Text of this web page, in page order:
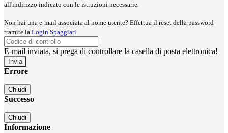
all'indirizzo indicato con le istruzioni necessarie.
Non hai una e-mail associata al nome utente? Effettua il reset della password
tramite la Login Spaggiari
E-mail inviata, si prega di controllare la casella di posta elettronica!
Errore
Chiudi
Successo
Chiudi
Informazione